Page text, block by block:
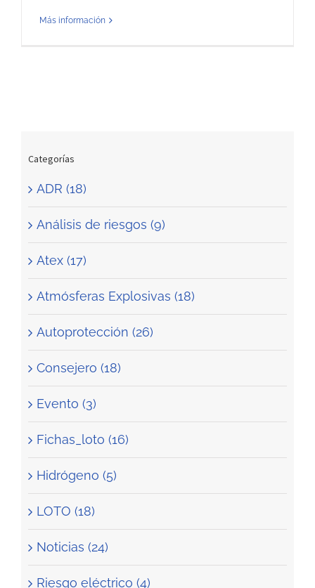
Más información
Categorías
ADR (18)
Análisis de riesgos (9)
Atex (17)
Atmósferas Explosivas (18)
Autoprotección (26)
Consejero (18)
Evento (3)
Fichas_loto (16)
Hidrógeno (5)
LOTO (18)
Noticias (24)
Riesgo eléctrico (4)